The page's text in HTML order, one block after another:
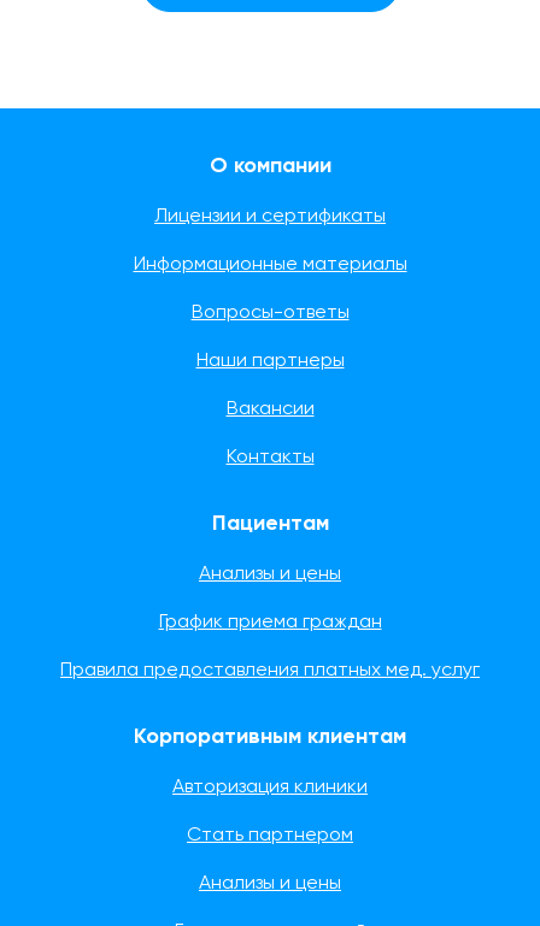
О компании
Лицензии и сертификаты
Информационные материалы
Вопросы-ответы
Наши партнеры
Вакансии
Контакты
Пациентам
Анализы и цены
График приема граждан
Правила предоставления платных мед. услуг
Корпоративным клиентам
Авторизация клиники
Стать партнером
Анализы и цены